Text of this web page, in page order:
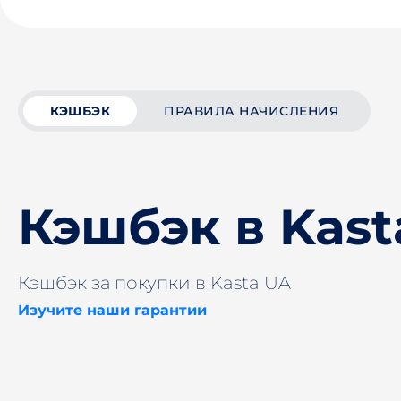
КЭШБЭК ПРАВИЛА НАЧИСЛЕНИЯ
Кэшбэк в
Кэшбэк за покупки в Kasta UA
Изучите наши гарантии